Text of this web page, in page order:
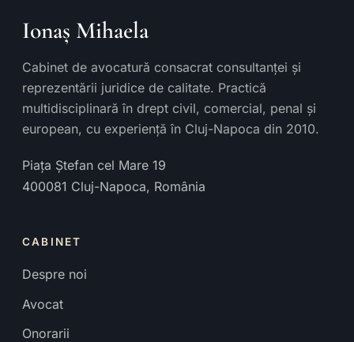
Ionaș Mihaela
Cabinet de avocatură consacrat consultanței și
reprezentării juridice de calitate. Practică
multidisciplinară în drept civil, comercial, penal și
european, cu experiență în Cluj-Napoca din 2010.
Piața Ștefan cel Mare 19
400081 Cluj-Napoca, România
CABINET
Despre noi
Avocat
Onorarii